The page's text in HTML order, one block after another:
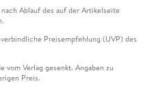
Ablauf des auf der Artikelseite
Preisempfehlung (UVP) des
vom Verlag gesenkt. Angaben zu
Preis.